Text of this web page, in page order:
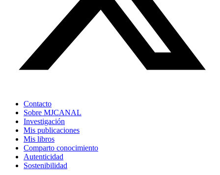
Contacto
Sobre MJCANAL
Investigación
Mis publicaciones
Mis libros
Comparto conocimiento
Autenticidad
Sostenibilidad